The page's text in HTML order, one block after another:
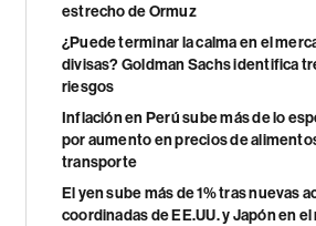
estrecho de Ormuz
¿Puede terminar la calma en el
divisas? Goldman Sachs identifica
riesgos
Inflación en Perú sube más de lo
por aumento en precios de
transporte
El yen sube más de 1% tras nuevas
coordinadas de EE.UU. y Japón en